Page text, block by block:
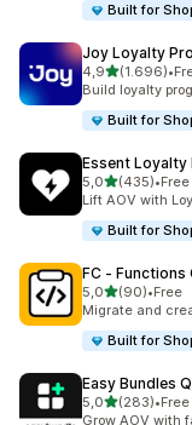
Built for
Joy Loyalty
4,95 yıldız
(1.696)
toplam 1696 •
Build loyalty
Built for
Essent Loyalty
5,05 yıldız
(435)
toplam 435•
Lift AOV with
Built for
FC ‑
5,05 yıldız
(90)
toplam 90 •Free
Migrate and
Built for
Easy Bundles
5,05 yıldız
(283)
toplam 283•
Grow AOV with